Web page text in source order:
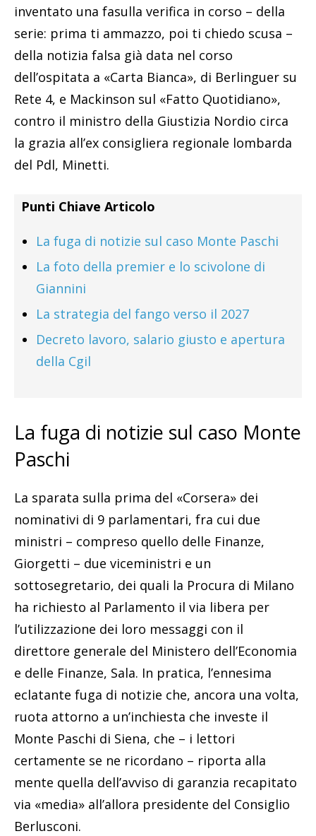
inventato una fasulla verifica in corso – della
serie: prima ti ammazzo, poi ti chiedo scusa –
della notizia falsa già data nel corso
dell’ospitata a «Carta Bianca», di Berlinguer su
Rete 4, e Mackinson sul «Fatto Quotidiano»,
contro il ministro della Giustizia Nordio circa
la grazia all’ex consigliera regionale lombarda
del Pdl, Minetti.
Punti Chiave Articolo
La fuga di notizie sul caso Monte Paschi
La foto della premier e lo scivolone di
Giannini
La strategia del fango verso il 2027
Decreto lavoro, salario giusto e apertura
della Cgil
La fuga di notizie sul caso Monte
Paschi
La sparata sulla prima del «Corsera» dei
nominativi di 9 parlamentari, fra cui due
ministri – compreso quello delle Finanze,
Giorgetti – due viceministri e un
sottosegretario, dei quali la Procura di Milano
ha richiesto al Parlamento il via libera per
l’utilizzazione dei loro messaggi con il
direttore generale del Ministero dell’Economia
e delle Finanze, Sala. In pratica, l’ennesima
eclatante fuga di notizie che, ancora una volta,
ruota attorno a un’inchiesta che investe il
Monte Paschi di Siena, che – i lettori
certamente se ne ricordano – riporta alla
mente quella dell’avviso di garanzia recapitato
via «media» all’allora presidente del Consiglio
Berlusconi.